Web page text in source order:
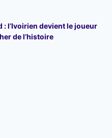
: l’Ivoirien devient le joueur
de l’histoire